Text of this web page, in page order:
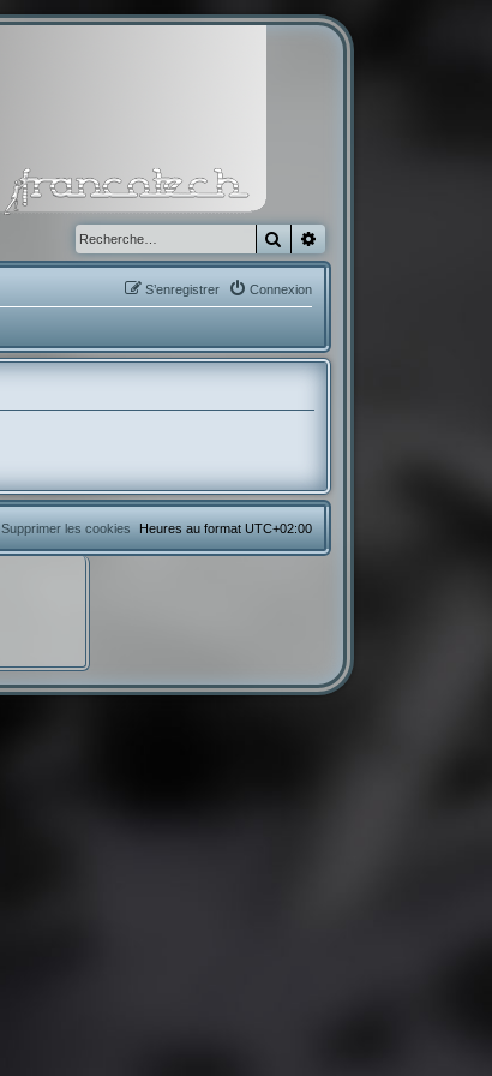
Rechercher
Connexion
S’enregistrer
Heures au format UTC+02:00
Supprimer les cookies